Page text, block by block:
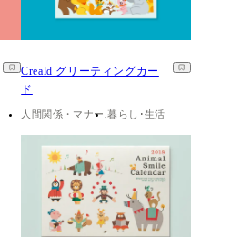
Creald グリーティングカー
ド
人間関係・マナー 暮らし･生活